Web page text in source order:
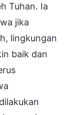
Tuhan. Ia
jika
lingkungan
baik dan